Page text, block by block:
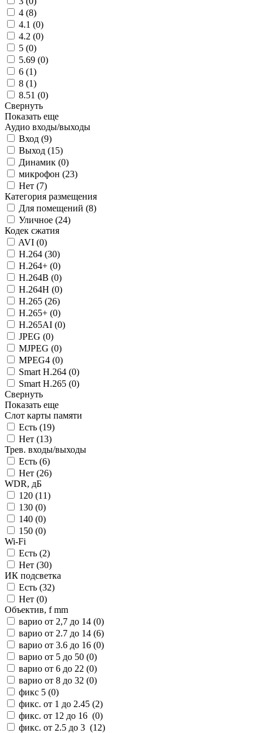
4 (8)
4.1 (0)
4.2 (0)
5 (0)
5.69 (0)
6 (1)
8 (1)
8.51 (0)
Свернуть
Показать еще
Аудио входы/выходы
Вход (9)
Выход (15)
Динамик (0)
микрофон (23)
Нет (7)
Категория размещения
Для помещений (8)
Уличное (24)
Кодек сжатия
AVI (0)
H.264 (30)
H.264+ (0)
H.264B (0)
H.264H (0)
H.265 (26)
H.265+ (0)
H.265AI (0)
JPEG (0)
MJPEG (0)
MPEG4 (0)
Smart H.264 (0)
Smart H.265 (0)
Свернуть
Показать еще
Слот карты памяти
Есть (19)
Нет (13)
Трев. входы/выходы
Есть (6)
Нет (26)
WDR, дБ
120 (11)
130 (0)
140 (0)
150 (0)
Wi-Fi
Есть (2)
Нет (30)
ИК подсветка
Есть (32)
Нет (0)
Объектив, f mm
варио от 2,7 до 14 (0)
варио от 2.7 до 14 (6)
варио от 3.6 до 16 (0)
варио от 5 до 50 (0)
варио от 6 до 22 (0)
варио от 8 до 32 (0)
фикс 5 (0)
фикс. от 1 до 2.45 (2)
фикс. от 12 до 16 (0)
фикс. от 2.5 до 3 (12)